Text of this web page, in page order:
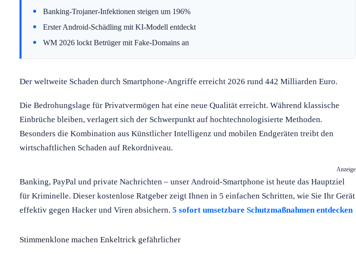
Banking-Trojaner-Infektionen steigen um 196%
Erster Android-Schädling mit KI-Modell entdeckt
WM 2026 lockt Betrüger mit Fake-Domains an
Der weltweite Schaden durch Smartphone-Angriffe erreicht 2026 rund 442 Milliarden Euro.
Die Bedrohungslage für Privatvermögen hat eine neue Qualität erreicht. Während klassische
Einbrüche bleiben, verlagert sich der Schwerpunkt auf hochtechnologisierte Methoden.
Besonders die Kombination aus Künstlicher Intelligenz und mobilen Endgeräten treibt den
wirtschaftlichen Schaden auf Rekordniveau.
Anzeige
Banking, PayPal und private Nachrichten – unser Android-Smartphone ist heute das Hauptziel
für Kriminelle. Dieser kostenlose Ratgeber zeigt Ihnen in 5 einfachen Schritten, wie Sie Ihr Gerät
effektiv gegen Hacker und Viren absichern. 5 sofort umsetzbare Schutzmaßnahmen entdecken
Stimmenklone machen Enkeltrick gefährlicher